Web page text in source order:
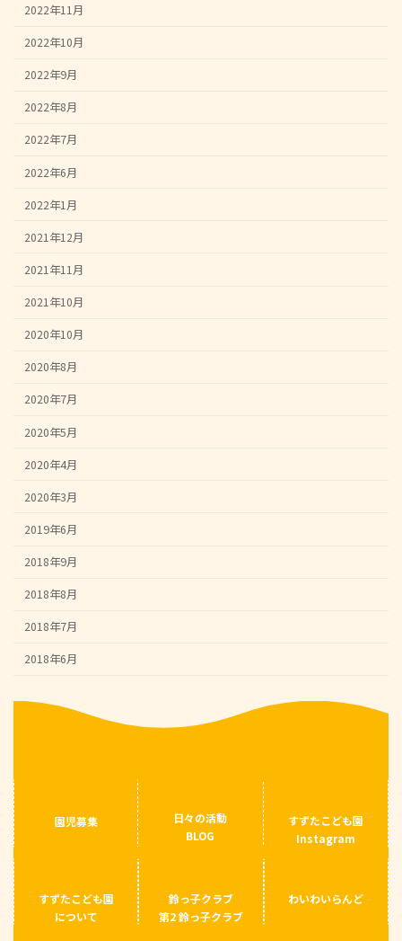
2022年11月
2022年10月
2022年9月
2022年8月
2022年7月
2022年6月
2022年1月
2021年12月
2021年11月
2021年10月
2020年10月
2020年8月
2020年7月
2020年5月
2020年4月
2020年3月
2019年6月
2018年9月
2018年8月
2018年7月
2018年6月
園児募集
日々の活動
BLOG
すずたこども園
Instagram
すずたこども園
について
鈴っ子クラブ
第2 鈴っ子クラブ
わいわいらんど